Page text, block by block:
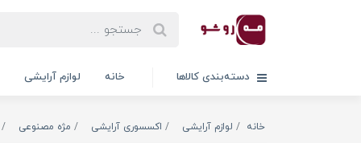
دسته‌بندی کالاها خانه لوازم آرایشی
خانه لوازم آرایشی اکسسوری آرایشی مژه مصنوعی